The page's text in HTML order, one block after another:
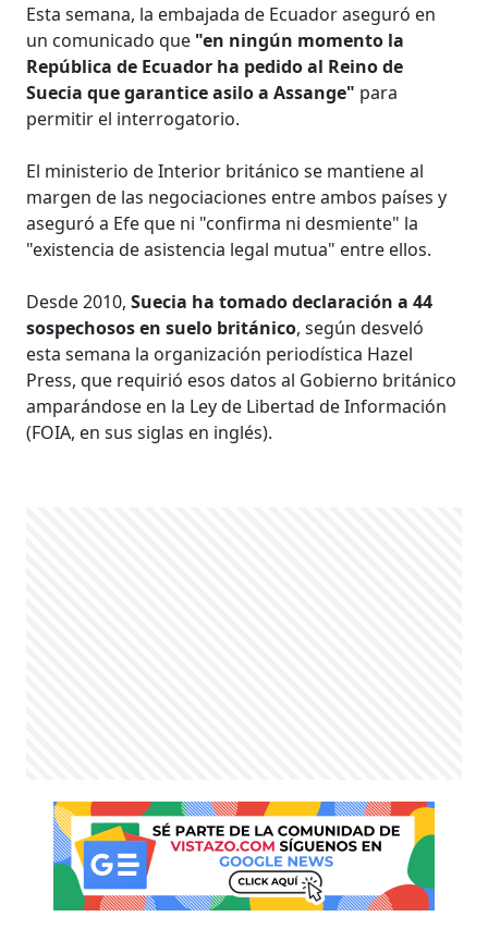
Esta semana, la embajada de Ecuador aseguró en
un comunicado que "en ningún momento la
República de Ecuador ha pedido al Reino de
Suecia que garantice asilo a Assange" para
permitir el interrogatorio.
El ministerio de Interior británico se mantiene al
margen de las negociaciones entre ambos países y
aseguró a Efe que ni "confirma ni desmiente" la
"existencia de asistencia legal mutua" entre ellos.
Desde 2010,Suecia ha tomado declaración a 44
sospechosos en suelo británico, según desveló
esta semana la organización periodística Hazel
Press, que requirió esos datos al Gobierno británico
amparándose en la Ley de Libertad de Información
(FOIA, en sus siglas en inglés).